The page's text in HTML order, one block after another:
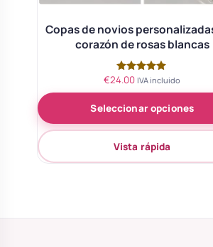
Copas de novios
corazón de rosas blancas
Valorado
de 5
€24.00 IVA incluido
Seleccionar opciones
Vista rápida